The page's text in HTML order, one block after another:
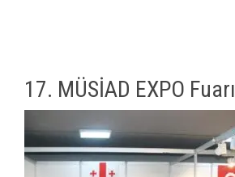
17. MÜSİAD EXPO Fuarı